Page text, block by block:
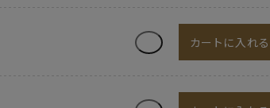
カートに入れる